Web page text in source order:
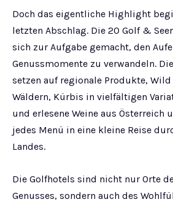
Doch das eigentliche Highlight
letzten Abschlag. Die 20 Golf &
sich zur Aufgabe gemacht, den
Genussmomente zu verwandeln.
setzen auf regionale Produkte,
Wäldern, Kürbis in vielfältigen
und erlesene Weine aus Österreich
jedes Menü in eine kleine Reise
Landes.
Die Golfhotels sind nicht nur Orte
Genusses, sondern auch des